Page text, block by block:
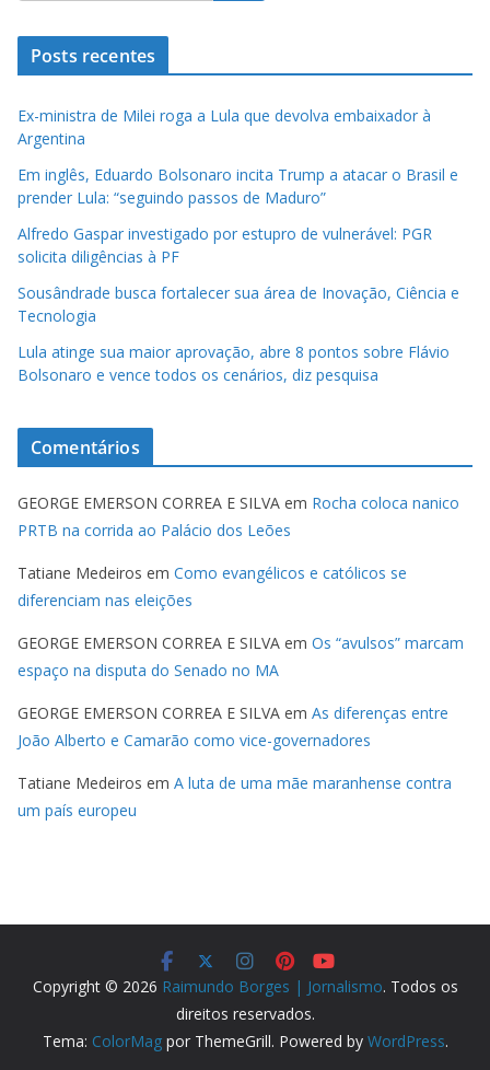
Posts recentes
Ex-ministra de Milei roga a Lula que devolva embaixador à
Argentina
Em inglês, Eduardo Bolsonaro incita Trump a atacar o Brasil e
prender Lula: “seguindo passos de Maduro”
Alfredo Gaspar investigado por estupro de vulnerável: PGR
solicita diligências à PF
Sousândrade busca fortalecer sua área de Inovação, Ciência e
Tecnologia
Lula atinge sua maior aprovação, abre 8 pontos sobre Flávio
Bolsonaro e vence todos os cenários, diz pesquisa
Comentários
GEORGE EMERSON CORREA E SILVA em Rocha coloca nanico
PRTB na corrida ao Palácio dos Leões
Tatiane Medeiros em Como evangélicos e católicos se
diferenciam nas eleições
GEORGE EMERSON CORREA E SILVA em Os “avulsos” marcam
espaço na disputa do Senado no MA
GEORGE EMERSON CORREA E SILVA em As diferenças entre
João Alberto e Camarão como vice-governadores
Tatiane Medeiros em A luta de uma mãe maranhense contra
um país europeu
Copyright © 2026 Raimundo Borges | Jornalismo. Todos os
direitos reservados.
Tema: ColorMagpor ThemeGrill. Powered by WordPress.